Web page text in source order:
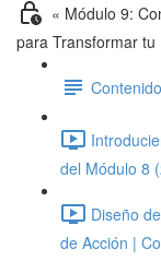
« Módulo 9:
para Transformar tu
del Módulo 8
Diseño
de Acción |